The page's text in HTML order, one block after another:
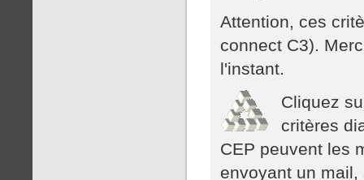
Attention, ces
connect C3).
l'instant.
Cliquez
critères
CEP peuvent les
envoyant un